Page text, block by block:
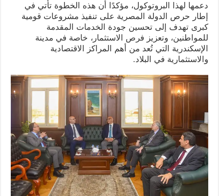
دعمها لهذا البروتوكول، مؤكدًا أن هذه الخطوة تأتي في
إطار حرص الدولة المصرية على تنفيذ مشروعات قومية
كبرى تهدف إلى تحسين جودة الخدمات المقدمة
للمواطنين، وتعزيز فرص الاستثمار، خاصة في مدينة
الإسكندرية التي تُعد من أهم المراكز الاقتصادية
والاستثمارية في البلاد.